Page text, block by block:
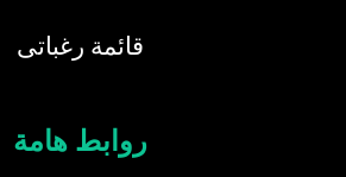
قائمة رغباتى
روابط هامة